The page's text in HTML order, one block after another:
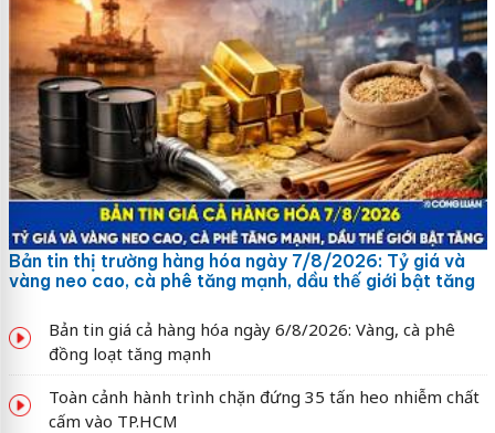
Bản tin thị trường hàng hóa ngày 7/8/2026: Tỷ giá và
vàng neo cao, cà phê tăng mạnh, dầu thế giới bật tăng
Bản tin giá cả hàng hóa ngày 6/8/2026: Vàng, cà phê
đồng loạt tăng mạnh
Toàn cảnh hành trình chặn đứng 35 tấn heo nhiễm chất
cấm vào TP.HCM